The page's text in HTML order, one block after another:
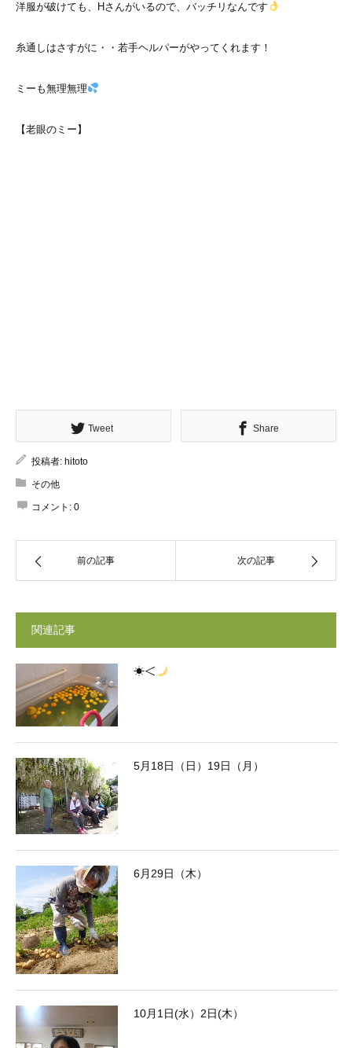
洋服が破けても、Hさんがいるので、バッチリなんです
糸通しはさすがに・・若手ヘルパーがやってくれます！
ミーも無理無理
【老眼のミー】
Tweet Share
投稿者: hitoto
その他
コメント: 0
前の記事 次の記事
関連記事
☀＜
5月18日（日）19日（月）
6月29日（木）
10月1日(水）2日(木）